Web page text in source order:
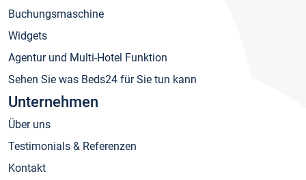
Buchungsmaschine
Widgets
Agentur und Multi-Hotel Funktion
Sehen Sie was Beds24 für Sie tun kann
Unternehmen
Über uns
Testimonials & Referenzen
Kontakt